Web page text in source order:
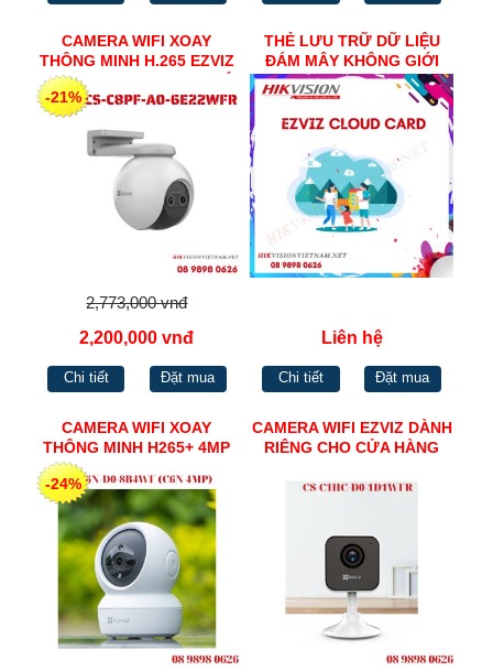
CAMERA WIFI XOAY
THÔNG MINH H.265 EZVIZ
CS-C8PF-A0-6E22WFR CÓ
MÀU BAN ĐÊM
-21%
2,773,000 vnđ
2,200,000 vnđ
Chi tiết Đặt mua
THẺ LƯU TRỮ DỮ LIỆU
ĐÁM MÂY KHÔNG GIỚI
HẠN DUNG LƯỢNG
CAMERA EZVIZ
Liên hệ
Chi tiết Đặt mua
CAMERA WIFI XOAY
THÔNG MINH H265+ 4MP
EZVIZ CS-C6N-D0-8B4WF
(C6N 4MP)
-24%
CAMERA WIFI EZVIZ DÀNH
RIÊNG CHO CỬA HÀNG
1D1WFR